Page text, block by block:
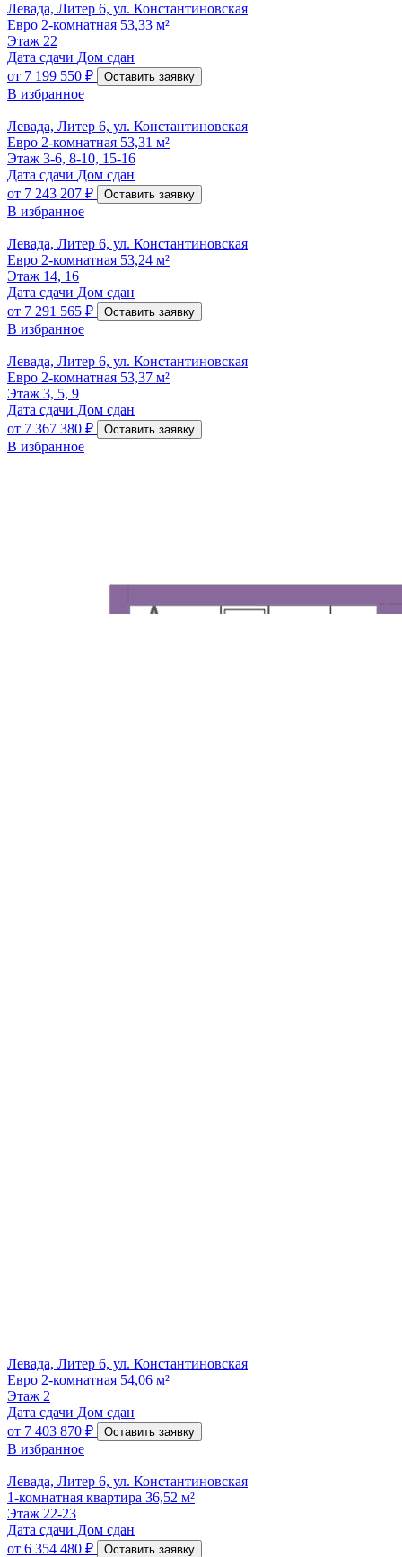
Левада, Литер 6, ул. Константиновская
Евро 2-комнатная 53,33 м²
Этаж 22
Дата сдачи Дом сдан
от 7 199 550 ₽ Оставить заявку
В избранное
Левада, Литер 6, ул. Константиновская
Евро 2-комнатная 53,31 м²
Этаж 3-6, 8-10, 15-16
Дата сдачи Дом сдан
от 7 243 207 ₽ Оставить заявку
В избранное
Левада, Литер 6, ул. Константиновская
Евро 2-комнатная 53,24 м²
Этаж 14, 16
Дата сдачи Дом сдан
от 7 291 565 ₽ Оставить заявку
В избранное
Левада, Литер 6, ул. Константиновская
Евро 2-комнатная 53,37 м²
Этаж 3, 5, 9
Дата сдачи Дом сдан
от 7 367 380 ₽ Оставить заявку
В избранное
Левада, Литер 6, ул. Константиновская
Евро 2-комнатная 54,06 м²
Этаж 2
Дата сдачи Дом сдан
от 7 403 870 ₽ Оставить заявку
В избранное
Левада, Литер 6, ул. Константиновская
1-комнатная квартира 36,52 м²
Этаж 22-23
Дата сдачи Дом сдан
от 6 354 480 ₽ Оставить заявку